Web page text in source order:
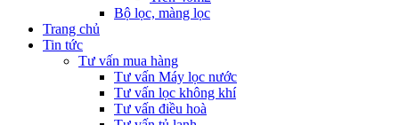
Bộ lọc, màng lọc
Trang chủ
Tin tức
Tư vấn mua hàng
Tư vấn Máy lọc nước
Tư vấn lọc không khí
Tư vấn điều hoà